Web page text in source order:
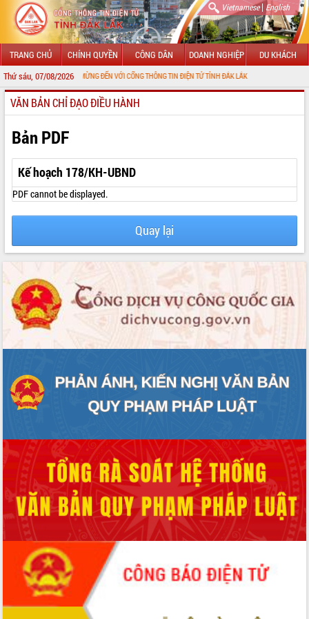
Vietnamese| English
TRANG CHỦ CHÍNH QUYỀN CÔNG DÂN DOANH NGHIỆP DU KHÁCH
Thứ sáu, 07/08/2026
CHÀO MỪNG ĐẾN VỚI CỔNG THÔNG TIN ĐIỆN TỬ TỈNH ĐẮK LẮK
GIỚI THIỆU
LÃNH ĐẠO UBND TỈNH
TIN TỨC SỰ KIỆN
SỞ, BAN, NGÀNH
UBND CÁC XÃ, PHƯỜNG
THÔNG TIN CHỈ ĐẠO ĐIỀU HÀNH
VĂN BẢN HĐND TỈNH
ĐIỂM TIN VĂN BẢN
VĂN BẢN CHỈ ĐẠO ĐIỀU HÀNH
Bản PDF
Kế hoạch 178/KH-UBND
PDF cannot be displayed.
Quay lại